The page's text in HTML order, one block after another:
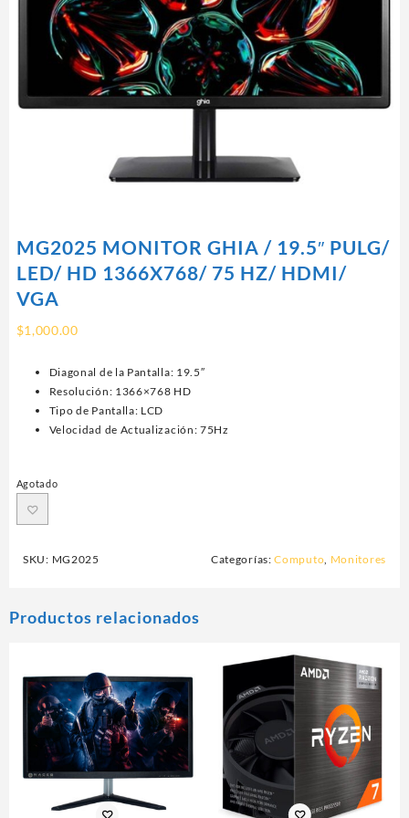
MG2025 MONITOR GHIA / 19.5″ PULG/
LED/ HD 1366X768/ 75 HZ/ HDMI/
VGA
$1,000.00
Diagonal de la Pantalla: 19.5″
Resolución: 1366×768 HD
Tipo de Pantalla: LCD
Velocidad de Actualización: 75Hz
Agotado
SKU: MG2025 Categorías:Computo, Monitores
Productos relacionados